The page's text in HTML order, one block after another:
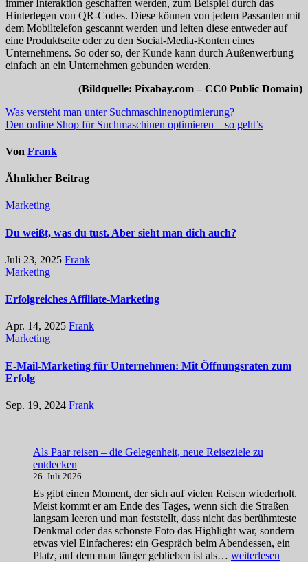
immer Interaktion geschaffen werden, zum Beispiel durch das
Hinterlegen von QR-Codes. Diese können von jedem Passanten mit
dem Mobiltelefon gescannt werden und leiten diese entweder auf
eine Produktseite oder zu den Social-Media-Konten eines
Unternehmens. So oder so, der Kunde kann durch Außenwerbung
einfach an ein Unternehmen gebunden werden.
(Bildquelle: Pixabay.com – CC0 Public Domain)
Beitragsnavigation
Was versteht man unter Suchmaschinenoptimierung?
Den online Shop für Suchmaschinen optimieren – so geht’s
Von Frank
Ähnlicher Beitrag
Marketing
Du weißt, was du tust. Aber sieht man dich auch?
Juli 23, 2025 Frank
Marketing
Erfolgreiches Affiliate-Marketing
Apr. 14, 2025 Frank
Marketing
E-Mail-Marketing für Unternehmen: Mit Öffnungsraten zum
Erfolg
Sep. 19, 2024 Frank
Als Paar reisen – die Gelegenheit, neue Reiseziele zu
entdecken
26. Juli 2026
Es gibt einen Moment, der sich auf vielen Reisen wiederholt.
Meist kommt er am Ende des Tages, wenn sich die Straßen
langsam leeren und man feststellt, dass nicht das berühmteste
Denkmal oder das schönste Foto das Highlight war, sondern
etwas viel Einfacheres: ein Gespräch beim Abendessen, ein
Platz, auf dem man länger geblieben ist als… Als
weiterlesen